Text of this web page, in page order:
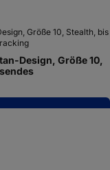
Design, Größe 10,